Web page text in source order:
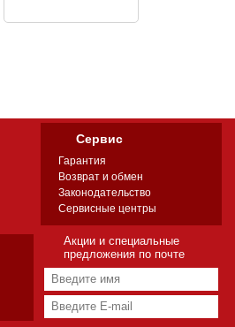
Сервис
Гарантия
Возврат и обмен
Законодательство
Сервисные центры
Акции и специальные
предложения по почте